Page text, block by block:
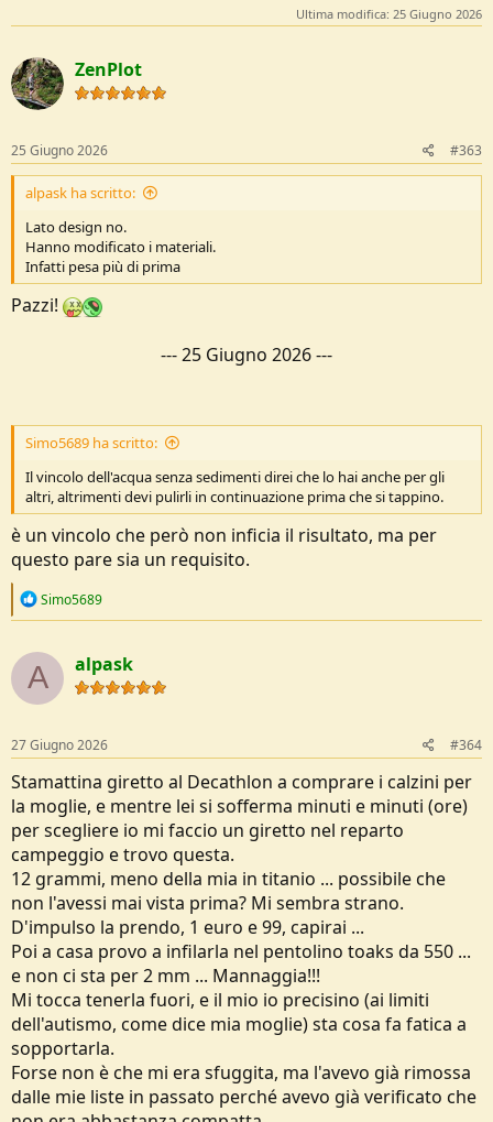
Ultima modifica: 25 Giugno 2026
ZenPlot
25 Giugno 2026 #363
alpask ha scritto:
Lato design no.
Hanno modificato i materiali.
Infatti pesa più di prima
Pazzi!
---25 Giugno 2026---
Simo5689 ha scritto:
Il vincolo dell'acqua senza sedimenti direi che lo hai anche per gli
altri, altrimenti devi pulirli in continuazione prima che si tappino.
è un vincolo che però non inficia il risultato, ma per
questo pare sia un requisito.
R
c
t
i
o
s
:
Simo5689
A alpask
27 Giugno 2026 #364
Stamattina giretto al Decathlon a comprare i calzini per
la moglie, e mentre lei si sofferma minuti e minuti (ore)
per scegliere io mi faccio un giretto nel reparto
campeggio e trovo questa.
12 grammi, meno della mia in titanio ... possibile che
non l'avessi mai vista prima? Mi sembra strano.
D'impulso la prendo, 1 euro e 99, capirai ...
Poi a casa provo a infilarla nel pentolino toaks da 550 ...
e non ci sta per 2 mm ... Mannaggia!!!
Mi tocca tenerla fuori, e il mio io precisino (ai limiti
dell'autismo, come dice mia moglie) sta cosa fa fatica a
sopportarla.
Forse non è che mi era sfuggita, ma l'avevo già rimossa
dalle mie liste in passato perché avevo già verificato che